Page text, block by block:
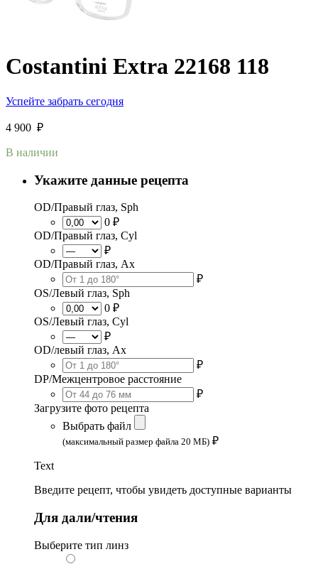
Costantini Extra 22168 118
Успейте забрать сегодня
4 900 ₽
В наличии
Укажите данные рецепта
OD/Правый глаз, Sph
0 ₽
OD/Правый глаз, Cyl
₽
OD/Правый глаз, Ax
₽
OS/Левый глаз, Sph
0 ₽
OS/Левый глаз, Cyl
₽
OD/левый глаз, Ax
₽
DP/Межцентровое расстояние
₽
Загрузите фото рецепта
Выбрать файл
(максимальный размер файла 20 МБ) ₽
Text
Введите рецепт, чтобы увидеть доступные варианты
Для дали/чтения
Выберите тип линз